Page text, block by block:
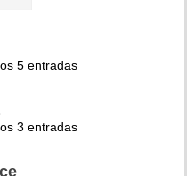
5 entradas
3 entradas